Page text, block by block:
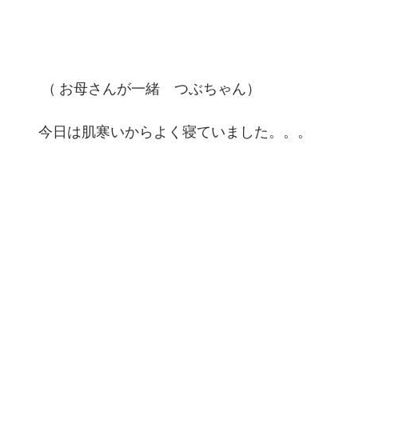
（ お母さんが一緒　つぶちゃん）
今日は肌寒いからよく寝ていました。。。